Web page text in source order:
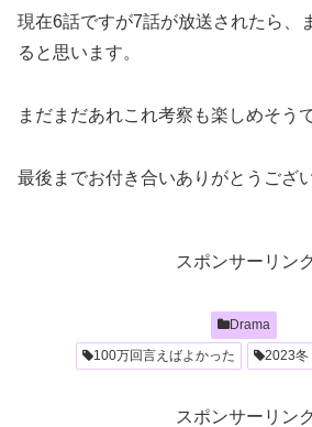
現在6話ですが7話が放送されたら、
ると思います。
まだまだあれこれ考察も楽しめそうで
最後までお付き合いありがとうござ
スポンサーリンク
Drama
100万回言えばよかった
2023冬
スポンサーリンク